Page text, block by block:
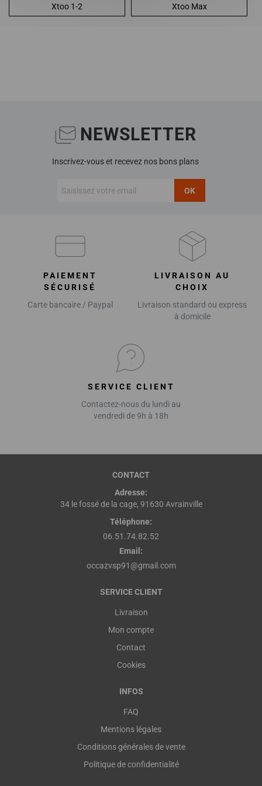
Xtoo 1-2
Xtoo Max
NEWSLETTER
Inscrivez-vous et recevez nos bons plans
OK
PAIEMENT
SÉCURISÉ
Carte bancaire / Paypal
LIVRAISON AU
CHOIX
Livraison standard ou express
à domicile
SERVICE CLIENT
Contactez-nous du lundi au
vendredi de 9h à 18h
CONTACT
Adresse:
34 le fossé de la cage, 91630 Avrainville
Téléphone:
06.51.74.82.52
Email:
occazvsp91@gmail.com
SERVICE CLIENT
Livraison
Mon compte
Contact
Cookies
INFOS
FAQ
Mentions légales
Conditions générales de vente
Politique de confidentialité